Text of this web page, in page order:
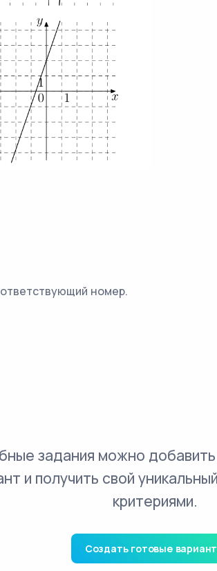
номер.
задания можно добавить
и получить свой
критериями.
Создать готовые